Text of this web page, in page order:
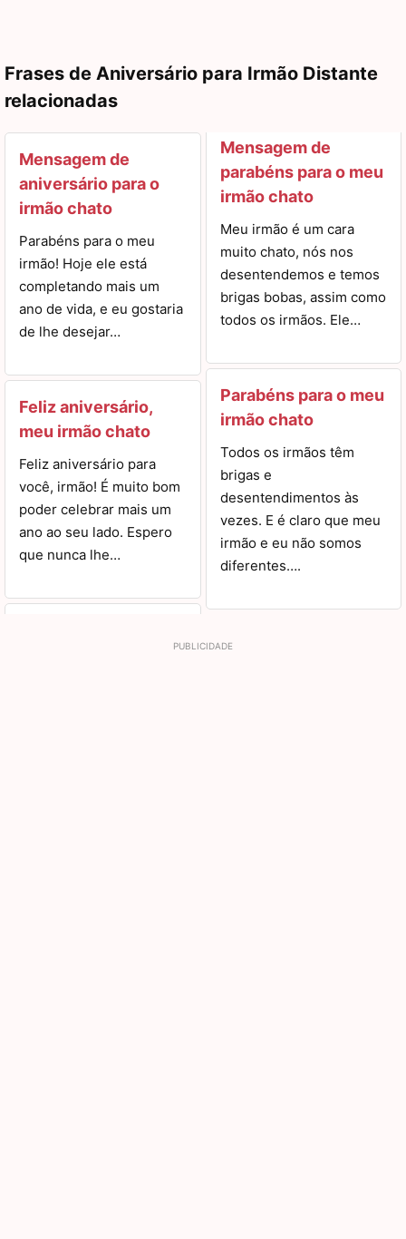
Frases de Aniversário para Irmão Distante
relacionadas
Mensagem de
aniversário para o
irmão chato
Parabéns para o meu
irmão! Hoje ele está
completando mais um
ano de vida, e eu gostaria
de lhe desejar…
Feliz aniversário,
meu irmão chato
Feliz aniversário para
você, irmão! É muito bom
poder celebrar mais um
ano ao seu lado. Espero
que nunca lhe…
Mensagem de
parabéns para o meu
irmão chato
Meu irmão é um cara
muito chato, nós nos
desentendemos e temos
brigas bobas, assim como
todos os irmãos. Ele…
Parabéns para o meu
irmão chato
Todos os irmãos têm
brigas e
desentendimentos às
vezes. E é claro que meu
irmão e eu não somos
diferentes….